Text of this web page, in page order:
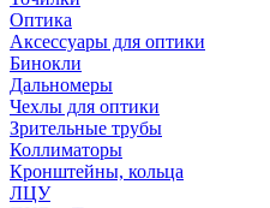
Оптика
Аксессуары для оптики
Бинокли
Дальномеры
Чехлы для оптики
Зрительные трубы
Коллиматоры
Кронштейны, кольца
ЛЦУ